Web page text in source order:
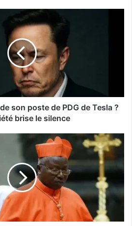
son poste de PDG de Tesla ?
brise le silence